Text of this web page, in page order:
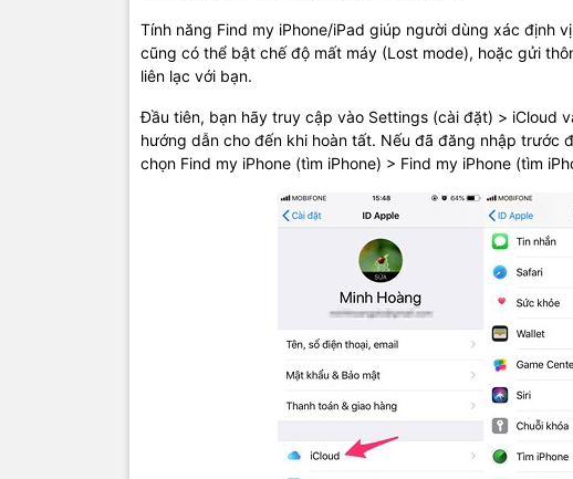
Tính năng Find my iPhone/iPad giúp người dùng xác định
cũng có thể bật chế độ mất máy (Lost mode), hoặc gửi
liên lạc với bạn.
Đầu tiên, bạn hãy truy cập vào Settings (cài đặt) > iCloud
hướng dẫn cho đến khi hoàn tất. Nếu đã đăng nhập
chọn Find my iPhone (tìm iPhone) > Find my iPhone (tìm